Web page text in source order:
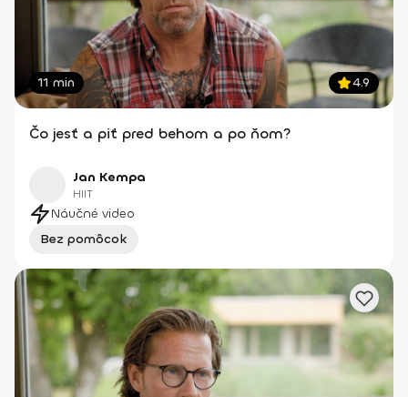
11 min 4.9
Čo jesť a piť pred behom a po ňom?
Jan Kempa
HIIT
Náučné video
Bez pomôcok